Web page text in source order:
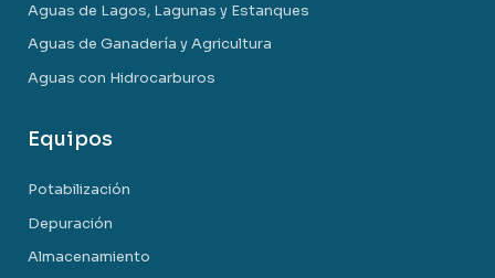
Aguas de Lagos, Lagunas y Estanques
Aguas de Ganadería y Agricultura
Aguas con Hidrocarburos
Equipos
Potabilización
Depuración
Almacenamiento